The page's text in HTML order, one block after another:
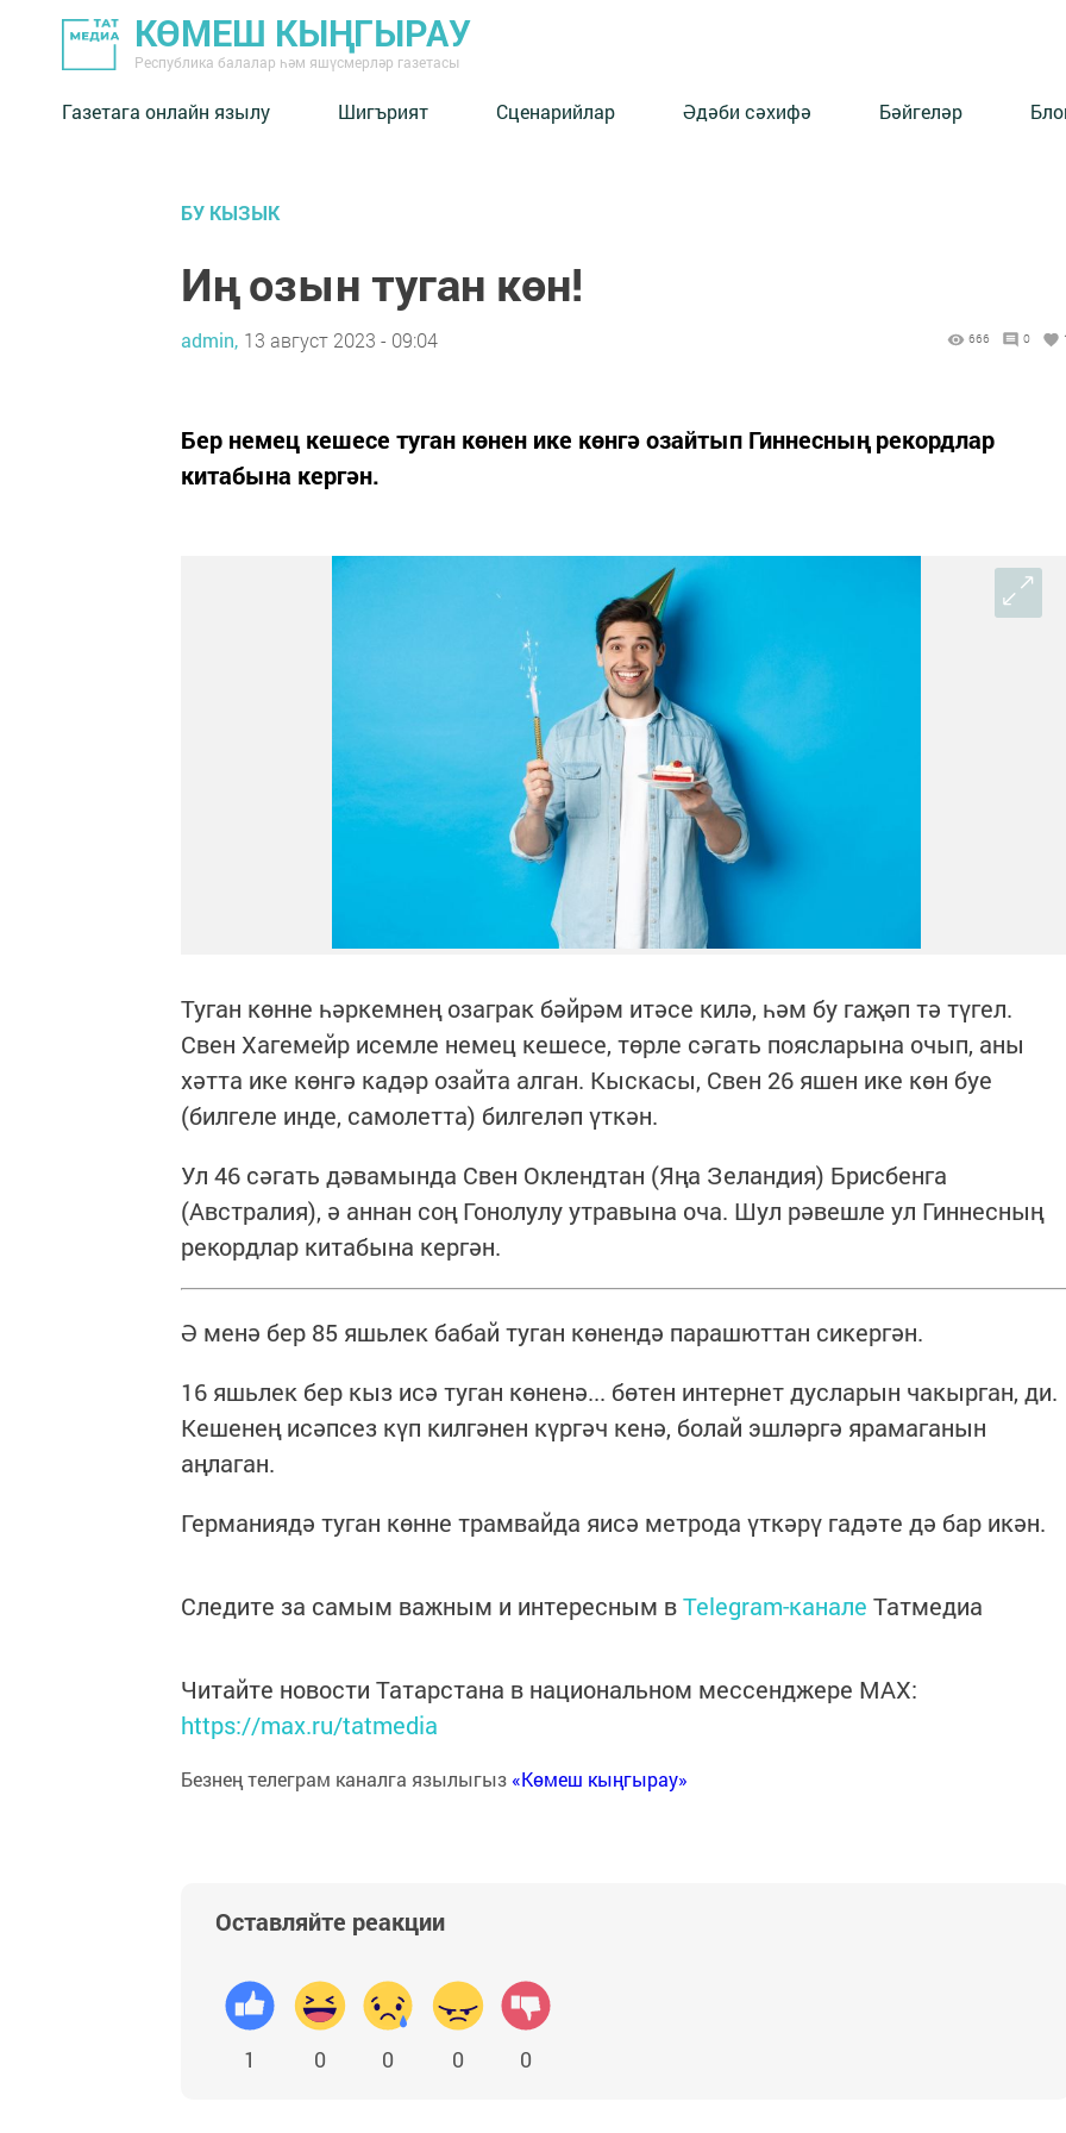
КӨМЕШ КЫҢГЫРАУ
Республика балалар һәм яшүсмерләр газетасы
Газетага онлайн язылу Шигърият Сценарийлар Әдәби сәхифә Бәйгеләр
БУ КЫЗЫК
Иң озын туган көн!
admin, 13 август 2023 - 09:04 666 0
Бер немец кешесе туган көнен ике көнгә озайтып Гиннесның рекордлар
китабына кергән.
Туган көнне һәркемнең озаграк бәйрәм итәсе килә, һәм бу гаҗәп тә түгел.
Свен Хагемейр исемле немец кешесе, төрле сәгать поясларына очып, аны
хәтта ике көнгә кадәр озайта алган. Кыскасы, Свен 26 яшен ике көн буе
(билгеле инде, самолетта) билгеләп үткән.
Ул 46 сәгать дәвамында Свен Оклендтан (Яңа Зеландия) Брисбенга
(Австралия), ә аннан соң Гонолулу утравына оча. Шул рәвешле ул Гиннесның
рекордлар китабына кергән.
Ә менә бер 85 яшьлек бабай туган көнендә парашюттан сикергән.
16 яшьлек бер кыз исә туган көненә... бөтен интернет дусларын чакырган, ди.
Кешенең исәпсез күп килгәнен күргәч кенә, болай эшләргә ярамаганын
аңлаган.
Германиядә туган көнне трамвайда яисә метрода үткәрү гадәте дә бар икән.
Следите за самым важным и интересным вTelegram-канале Татмедиа
Читайте новости Татарстана в национальном мессенджере MАХ:
https://max.ru/tatmedia
Безнең телеграм каналга язылыгыз «Көмеш кыңгырау»
Оставляйте реакции
1 0 0 0 0